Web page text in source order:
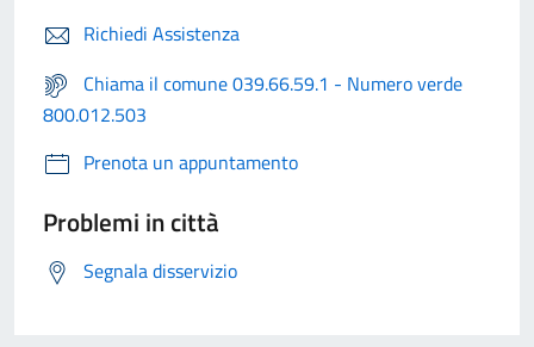
Richiedi Assistenza
Chiama il comune 039.66.59.1 - Numero verde
800.012.503
Prenota un appuntamento
Problemi in città
Segnala disservizio